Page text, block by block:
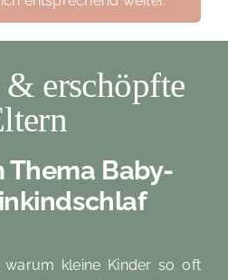
erschöpfte
Thema Baby-
warum kleine Kinder so oft